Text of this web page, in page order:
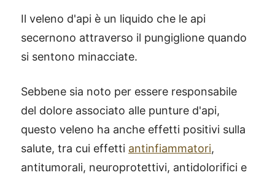
Il veleno d'api è un liquido che le api
secernono attraverso il pungiglione quando
si sentono minacciate.
Sebbene sia noto per essere responsabile
del dolore associato alle punture d'api,
questo veleno ha anche effetti positivi sulla
salute, tra cui effetti antinfiammatori,
antitumorali, neuroprotettivi, antidolorifici e